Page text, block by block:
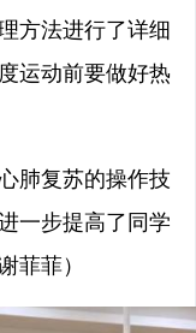
方法进行了详细
运动前要做好热
肺复苏的操作技
一步提高了同学
菲菲）